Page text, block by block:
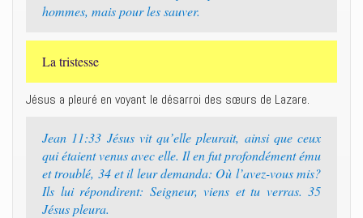
hommes, mais pour les sauver.
La tristesse
Jésus a pleuré en voyant le désarroi des sœurs de Lazare.
Jean 11:33 Jésus vit qu’elle pleurait, ainsi que ceux
qui étaient venus avec elle. Il en fut profondément ému
et troublé, 34 et il leur demanda: Où l’avez-vous mis?
Ils lui répondirent: Seigneur, viens et tu verras. 35
Jésus pleura.